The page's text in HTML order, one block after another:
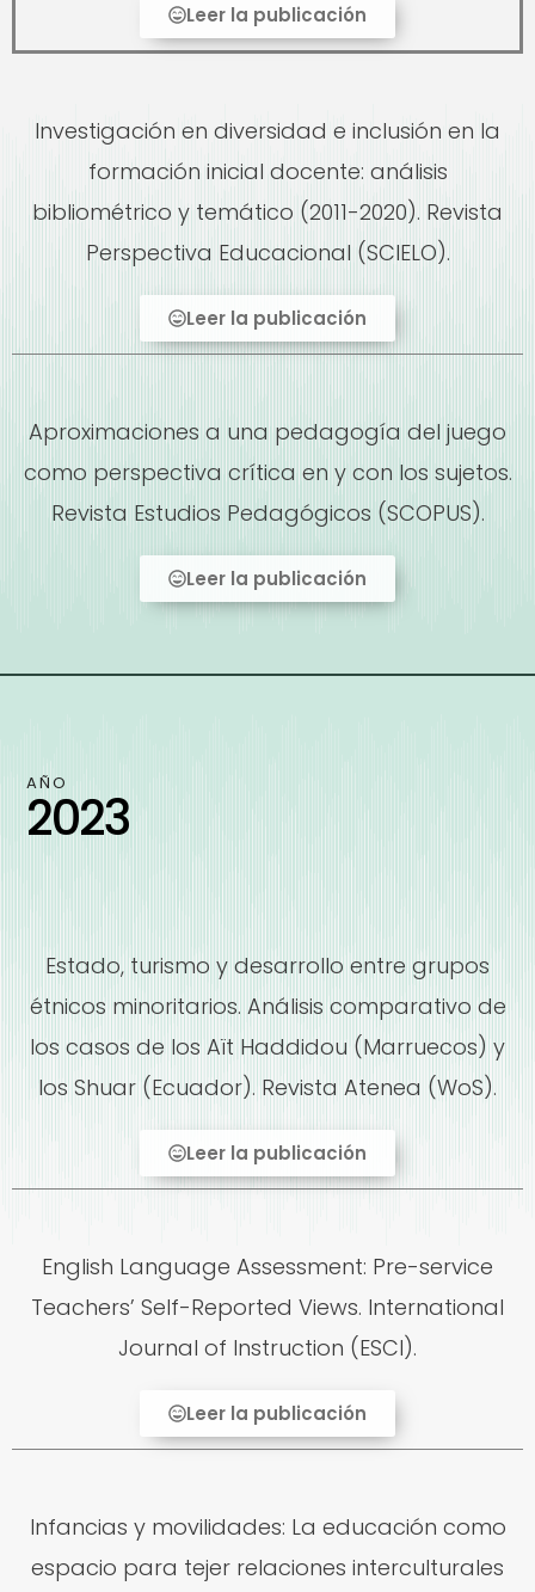
Leer la publicación
Investigación en diversidad e inclusión en la
formación inicial docente: análisis
bibliométrico y temático (2011-2020). Revista
Perspectiva Educacional (SCIELO).
Leer la publicación
Aproximaciones a una pedagogía del juego
como perspectiva crítica en y con los sujetos.
Revista Estudios Pedagógicos (SCOPUS).
Leer la publicación
AÑO
2023
Estado, turismo y desarrollo entre grupos
étnicos minoritarios. Análisis comparativo de
los casos de los Aït Haddidou (Marruecos) y
los Shuar (Ecuador). Revista Atenea (WoS).
Leer la publicación
English Language Assessment: Pre-service
Teachers’ Self-Reported Views. International
Journal of Instruction (ESCI).
Leer la publicación
Infancias y movilidades: La educación como
espacio para tejer relaciones interculturales